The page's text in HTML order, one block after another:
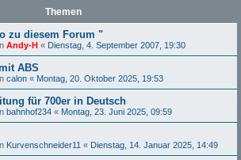
Themen
zu diesem Forum "
Andy-H « Dienstag, 4. September 2007, 19:30
ABS
calon « Montag, 20. Oktober 2025, 19:53
für 700er in Deutsch
bahnhof234 « Montag, 23. Juni 2025, 09:59
Kurvenschneider11 « Dienstag, 14. Januar 2025, 14:49